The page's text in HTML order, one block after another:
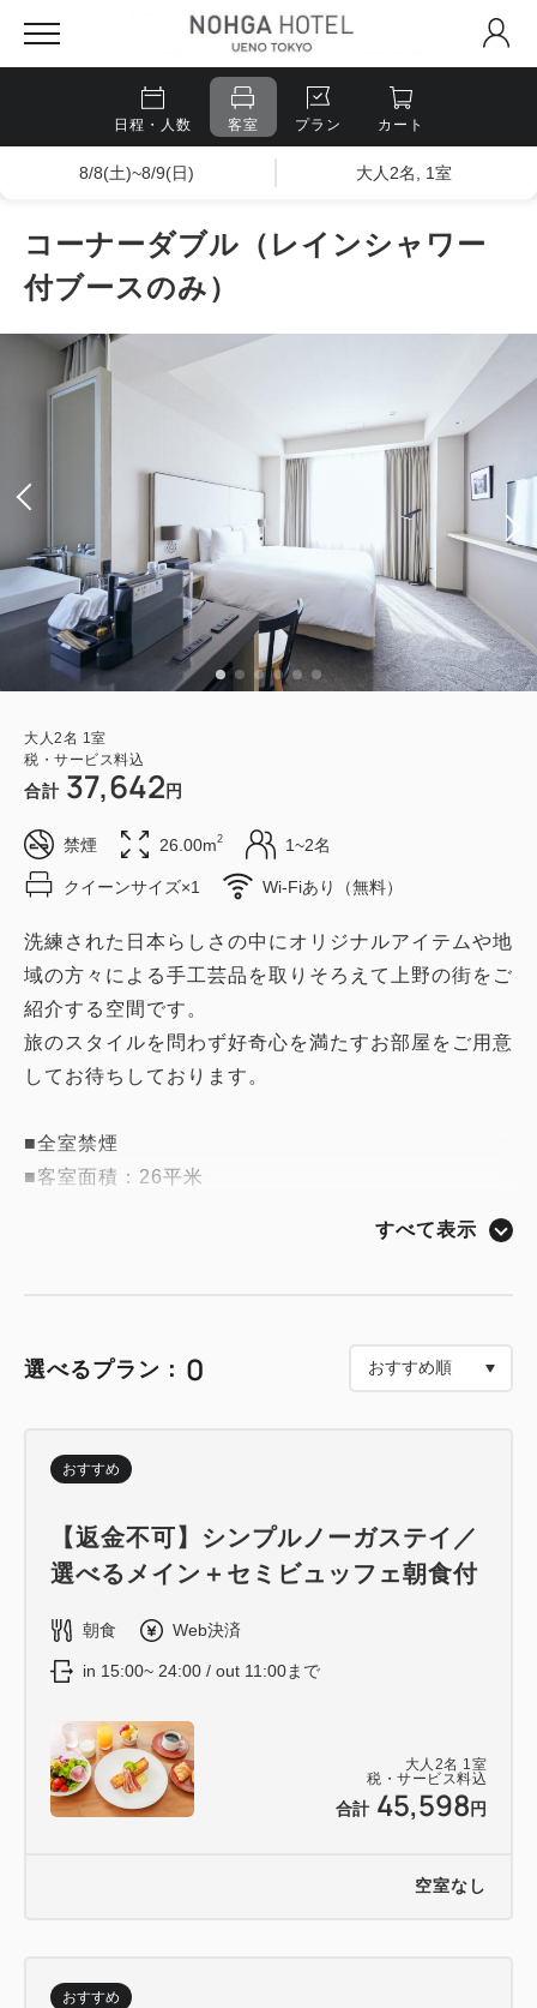
日程・人数 客室 プラン カート
8/8(土)~8/9(日) 大人2名, 1室
コーナーダブル（レインシャワー
付ブースのみ）
大人2名 1室
税・サービス料込
合計 37,642 円
禁煙 26.00m2 1~2名
クイーンサイズ×1 Wi-Fiあり（無料）
洗練された日本らしさの中にオリジナルアイテムや地
域の方々による手工芸品を取りそろえて上野の街をご
紹介する空間です。
旅のスタイルを問わず好奇心を満たすお部屋をご用意
してお待ちしております。
■全室禁煙
■客室面積：26平米
■テレビ：43インチ薄型テレビ・HDMI接続可能
■インターネット：無料Wifi完備
■客室アメニティ：「SyuRo」アメニティボックス、
■バスアメニティ：「OSAJI」自然派化粧品
■シャワーブース：雨のように降りそそぐやわらかな
水流に包み込まれる感覚のレインシャワーを完備（バ
スタブはございません）
ません
すべて表示
選べるプラン： 0
大人 2名 1室
税・サービス料込
合計 45,598 円
おすすめ
【返金不可】シンプルノーガステイ／
選べるメイン＋セミビュッフェ朝食付
朝食 Web決済
in 15:00~ 24:00 / out 11:00まで
空室なし
おすすめ